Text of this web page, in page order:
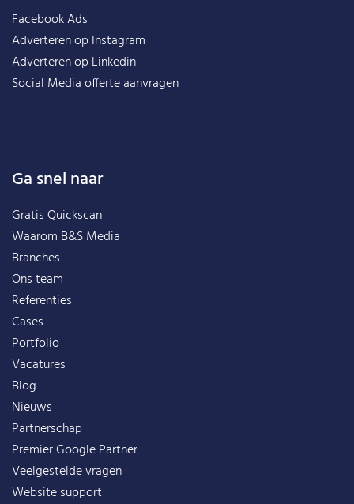
Facebook Ads
Adverteren op Instagram
Adverteren op Linkedin
Social Media offerte aanvragen
Ga snel naar
Gratis Quickscan
Waarom B&S Media
Branches
Ons team
Referenties
Cases
Portfolio
Vacatures
Blog
Nieuws
Partnerschap
Premier Google Partner
Veelgestelde vragen
Website support